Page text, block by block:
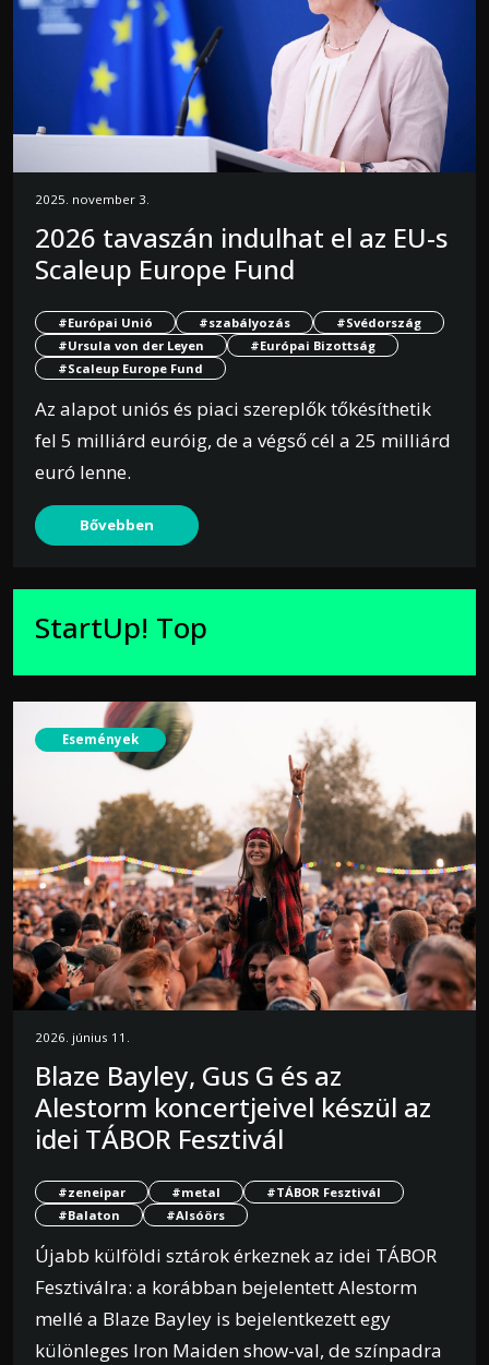
2025. november 3.
2026 tavaszán indulhat el az EU-s
Scaleup Europe Fund
#Európai Unió #szabályozás
#Svédország
#Ursula von der Leyen
#Európai Bizottság
#Scaleup Europe Fund
Az alapot uniós és piaci szereplők tőkésíthetik
fel 5 milliárd euróig, de a végső cél a 25 milliárd
euró lenne.
Bővebben
StartUp! Top
Események
2026. június 11.
Blaze Bayley, Gus G és az
Alestorm koncertjeivel készül az
idei TÁBOR Fesztivál
#zeneipar #metal
#TÁBOR Fesztivál
#Balaton
#Alsóörs
Újabb külföldi sztárok érkeznek az idei TÁBOR
Fesztiválra: a korábban bejelentett Alestorm
mellé a Blaze Bayley is bejelentkezett egy
különleges Iron Maiden show-val, de színpadra